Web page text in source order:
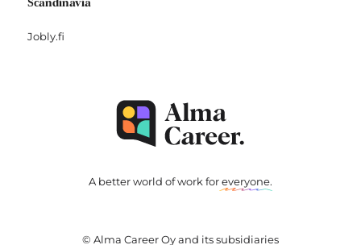
Scandinavia
Jobly.fi
A better world of work foreveryone.
© Alma Career Oy and its subsidiaries